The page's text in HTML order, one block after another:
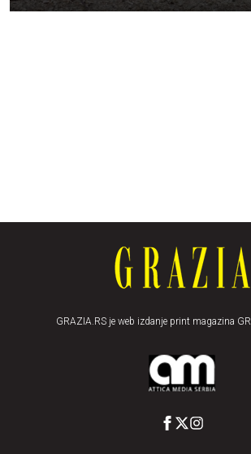
GRAZIA.RS je web izdanje print magazina